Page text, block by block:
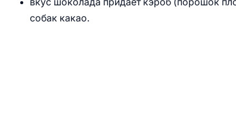
вкус шоколада придаёт кэроб (порошок
собак какао.